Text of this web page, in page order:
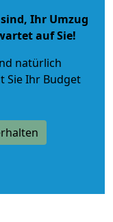
Ihr Umzug
auf Sie!
natürlich
Sie Ihr Budget